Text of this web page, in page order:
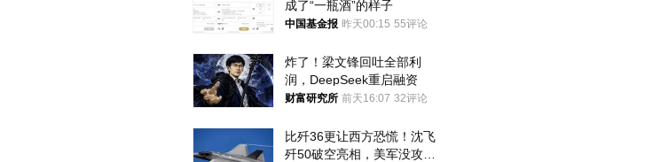
成了“一瓶酒”的样子
中国基金报 昨天00:15 55评论
炸了！梁文锋回吐全部利
润，DeepSeek重启融资
财富研究所 前天16:07 32评论
比歼36更让西方恐慌！沈飞
歼50破空亮相，美军没攻克